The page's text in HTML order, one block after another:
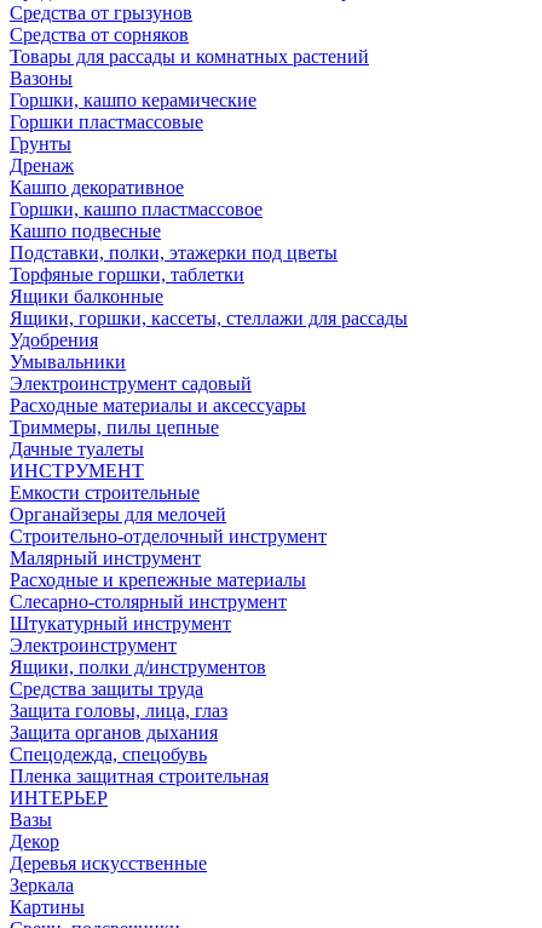
Средства от грызунов
Средства от сорняков
Товары для рассады и комнатных растений
Вазоны
Горшки, кашпо керамические
Горшки пластмассовые
Грунты
Дренаж
Кашпо декоративное
Горшки, кашпо пластмассовое
Кашпо подвесные
Подставки, полки, этажерки под цветы
Торфяные горшки, таблетки
Ящики балконные
Ящики, горшки, кассеты, стеллажи для рассады
Удобрения
Умывальники
Электроинструмент садовый
Расходные материалы и аксессуары
Триммеры, пилы цепные
Дачные туалеты
ИНСТРУМЕНТ
Емкости строительные
Органайзеры для мелочей
Строительно-отделочный инструмент
Малярный инструмент
Расходные и крепежные материалы
Слесарно-столярный инструмент
Штукатурный инструмент
Электроинструмент
Ящики, полки д/инструментов
Средства защиты труда
Защита головы, лица, глаз
Защита органов дыхания
Спецодежда, спецобувь
Пленка защитная строительная
ИНТЕРЬЕР
Вазы
Декор
Деревья искусственные
Зеркала
Картины